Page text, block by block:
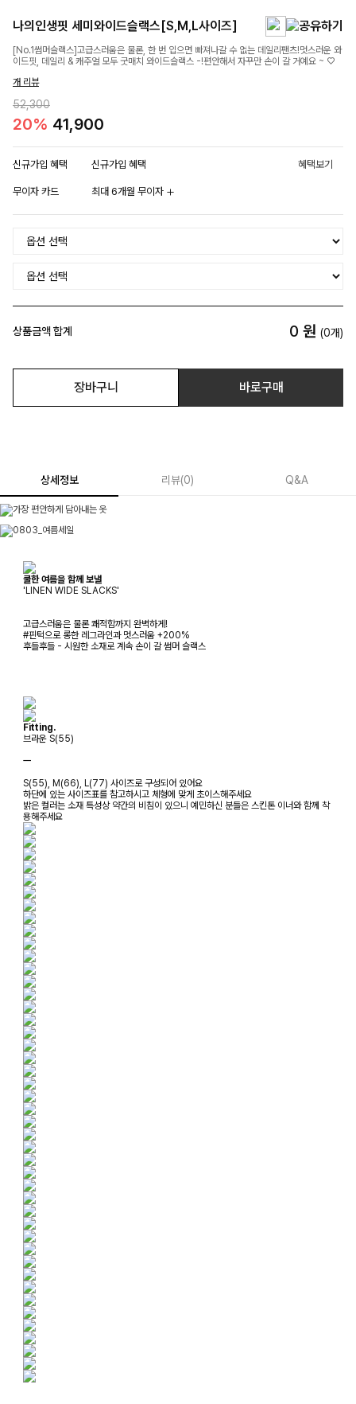
나의인생핏 세미와이드슬랙스[S,M,L사이즈]
[No.1썸머슬랙스]고급스러움은 물론, 한 번 입으면 빠져나갈 수 없는 데일리팬츠!멋스러운 와
이드핏, 데일리 & 캐주얼 모두 굿매치 와이드슬랙스 -!편안해서 자꾸만 손이 갈 거예요 ~ ♡
개 리뷰
52,300
20% 41,900
신규가입 혜택 신규가입 혜택 혜택보기
무이자 카드 최대 6개월 무이자
상품금액 합계 0 원 (0개)
장바구니 바로구매
상세정보 리뷰(0) Q&A
쿨한 여름을 함께 보낼
'LINEN WIDE SLACKS'
고급스러움은 물론 쾌적함까지 완벽하게!
#핀턱으로 롱한 레그라인과 멋스러움 +200%
후들후들 - 시원한 소재로 계속 손이 갈 썸머 슬랙스
Fitting.
브라운 S(55)
ㅡ
S(55), M(66), L(77) 사이즈로 구성되어 있어요
하단에 있는 사이즈표를 참고하시고 체형에 맞게 초이스해주세요
밝은 컬러는 소재 특성상 약간의 비침이 있으니 예민하신 분들은 스킨톤 이너와 함께 착
용해주세요